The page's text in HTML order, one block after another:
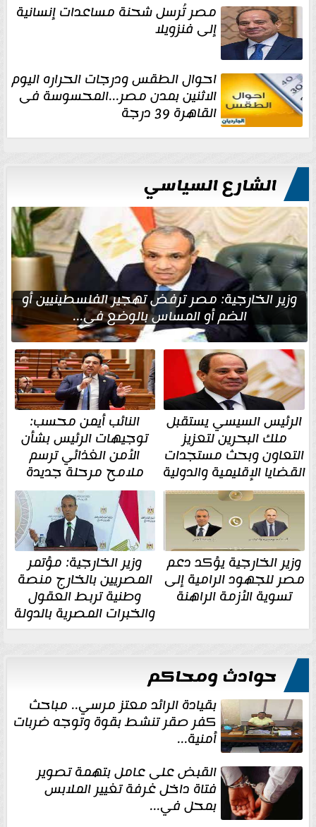
مصر تُرسل شحنة مساعدات إنسانية
إلى فنزويلا
احوال الطقس ودرجات الحراره اليوم
الاثنين بمدن مصر...المحسوسة فى
القاهرة 39 درجة
الشارع السياسي
وزير الخارجية: مصر ترفض تهجير الفلسطينيين أو
الضم أو المساس بالوضع في...
الرئيس السيسي يستقبل
ملك البحرين لتعزيز
التعاون وبحث مستجدات
القضايا الإقليمية والدولية
النائب أيمن محسب:
توجيهات الرئيس بشأن
الأمن الغذائي ترسم
ملامح مرحلة جديدة
وزير الخارجية يؤكد دعم
مصر للجهود الرامية إلى
تسوية الأزمة الراهنة
وزير الخارجية: مؤتمر
المصريين بالخارج منصة
وطنية تربط العقول
والخبرات المصرية بالدولة
حوادث ومحاكم
بقيادة الرائد معتز مرسي.. مباحث
كفر صقر تنشط بقوة وتوجه ضربات
أمنية...
القبض على عامل بتهمة تصوير
فتاة داخل غرفة تغيير الملابس
بمحل في...